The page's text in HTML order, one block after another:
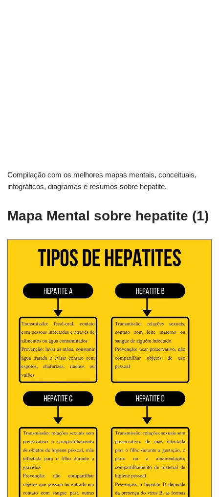
Compilação com os melhores mapas mentais, conceituais,
infográficos, diagramas e resumos sobre hepatite.
Mapa Mental sobre hepatite (1)